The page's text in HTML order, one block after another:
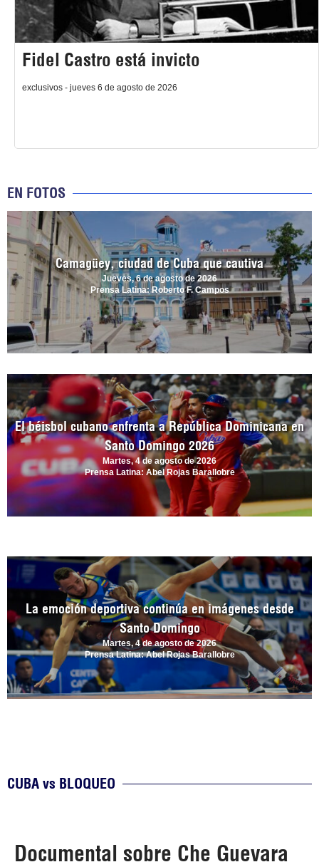
Fidel Castro está invicto
exclusivos - jueves 6 de agosto de 2026
EN FOTOS
Camagüey, ciudad de Cuba que cautiva
Jueves, 6 de agosto de 2026
Prensa Latina: Roberto F. Campos
El béisbol cubano enfrenta a República Dominicana en
Santo Domingo 2026
Martes, 4 de agosto de 2026
Prensa Latina: Abel Rojas Barallobre
La emoción deportiva continúa en imágenes desde
Santo Domingo
Martes, 4 de agosto de 2026
Prensa Latina: Abel Rojas Barallobre
CUBA vs BLOQUEO
Documental sobre Che Guevara